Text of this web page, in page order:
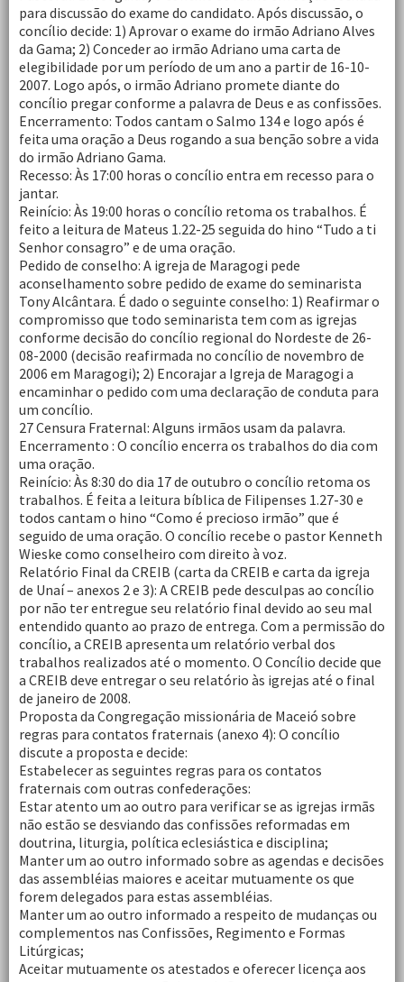
para discussão do exame do candidato. Após discussão, o
concílio decide: 1) Aprovar o exame do irmão Adriano Alves
da Gama; 2) Conceder ao irmão Adriano uma carta de
elegibilidade por um período de um ano a partir de 16-10-
2007. Logo após, o irmão Adriano promete diante do
concílio pregar conforme a palavra de Deus e as confissões.
Encerramento: Todos cantam o Salmo 134 e logo após é
feita uma oração a Deus rogando a sua benção sobre a vida
do irmão Adriano Gama.
Recesso: Às 17:00 horas o concílio entra em recesso para o
jantar.
Reinício: Às 19:00 horas o concílio retoma os trabalhos. É
feito a leitura de Mateus 1.22-25 seguida do hino “Tudo a ti
Senhor consagro” e de uma oração.
Pedido de conselho: A igreja de Maragogi pede
aconselhamento sobre pedido de exame do seminarista
Tony Alcântara. É dado o seguinte conselho: 1) Reafirmar o
compromisso que todo seminarista tem com as igrejas
conforme decisão do concílio regional do Nordeste de 26-
08-2000 (decisão reafirmada no concílio de novembro de
2006 em Maragogi); 2) Encorajar a Igreja de Maragogi a
encaminhar o pedido com uma declaração de conduta para
um concílio.
27 Censura Fraternal: Alguns irmãos usam da palavra.
Encerramento : O concílio encerra os trabalhos do dia com
uma oração.
Reinício: Às 8:30 do dia 17 de outubro o concílio retoma os
trabalhos. É feita a leitura bíblica de Filipenses 1.27-30 e
todos cantam o hino “Como é precioso irmão” que é
seguido de uma oração. O concílio recebe o pastor Kenneth
Wieske como conselheiro com direito à voz.
Relatório Final da CREIB (carta da CREIB e carta da igreja
de Unaí – anexos 2 e 3): A CREIB pede desculpas ao concílio
por não ter entregue seu relatório final devido ao seu mal
entendido quanto ao prazo de entrega. Com a permissão do
concílio, a CREIB apresenta um relatório verbal dos
trabalhos realizados até o momento. O Concílio decide que
a CREIB deve entregar o seu relatório às igrejas até o final
de janeiro de 2008.
Proposta da Congregação missionária de Maceió sobre
regras para contatos fraternais (anexo 4): O concílio
discute a proposta e decide:
Estabelecer as seguintes regras para os contatos
fraternais com outras confederações:
Estar atento um ao outro para verificar se as igrejas irmãs
não estão se desviando das confissões reformadas em
doutrina, liturgia, política eclesiástica e disciplina;
Manter um ao outro informado sobre as agendas e decisões
das assembléias maiores e aceitar mutuamente os que
forem delegados para estas assembléias.
Manter um ao outro informado a respeito de mudanças ou
complementos nas Confissões, Regimento e Formas
Litúrgicas;
Aceitar mutuamente os atestados e oferecer licença aos